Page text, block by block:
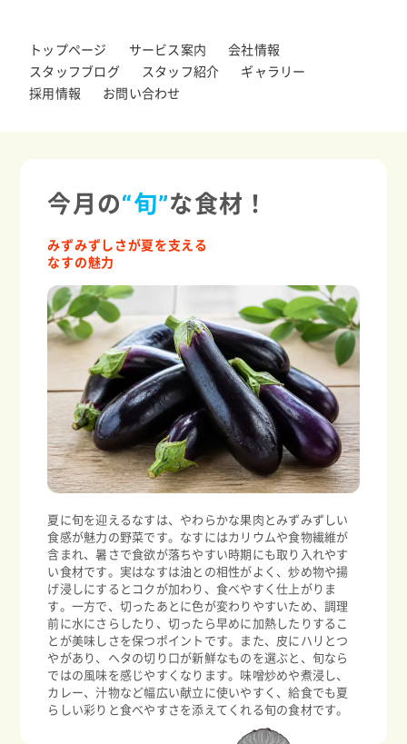
トップページ サービス案内
会社情報
スタッフブログ
スタッフ紹介
ギャラリー
採用情報
お問い合わせ
今月の“旬”な食材！
みずみずしさが夏を支える
なすの魅力
夏に旬を迎えるなすは、やわらかな果肉とみずみずしい
食感が魅力の野菜です。なすにはカリウムや食物繊維が
含まれ、暑さで食欲が落ちやすい時期にも取り入れやす
い食材です。実はなすは油との相性がよく、炒め物や揚
げ浸しにするとコクが加わり、食べやすく仕上がりま
す。一方で、切ったあとに色が変わりやすいため、調理
前に水にさらしたり、切ったら早めに加熱したりするこ
とが美味しさを保つポイントです。また、皮にハリとつ
やがあり、ヘタの切り口が新鮮なものを選ぶと、旬なら
ではの風味を感じやすくなります。味噌炒めや煮浸し、
カレー、汁物など幅広い献立に使いやすく、給食でも夏
らしい彩りと食べやすさを添えてくれる旬の食材です。